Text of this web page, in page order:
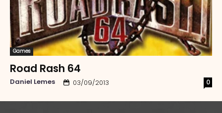
Games
Road Rash 64
Daniel Lemes 03/09/2013 0